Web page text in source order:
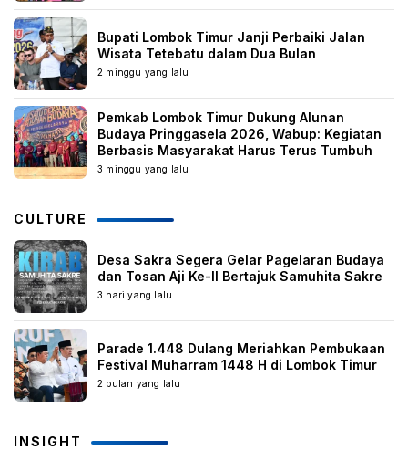
Bupati Lombok Timur Janji Perbaiki Jalan
Wisata Tetebatu dalam Dua Bulan
2 minggu yang lalu
Pemkab Lombok Timur Dukung Alunan
Budaya Pringgasela 2026, Wabup: Kegiatan
Berbasis Masyarakat Harus Terus Tumbuh
3 minggu yang lalu
CULTURE
Desa Sakra Segera Gelar Pagelaran Budaya
dan Tosan Aji Ke-II Bertajuk Samuhita Sakre
3 hari yang lalu
Parade 1.448 Dulang Meriahkan Pembukaan
Festival Muharram 1448 H di Lombok Timur
2 bulan yang lalu
INSIGHT